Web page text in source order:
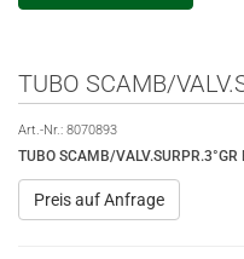
TUBO SCAMB/
Art.-Nr.: 8070893
TUBO SCAMB/VALV.SURPR.3°GR
Preis auf Anfrage